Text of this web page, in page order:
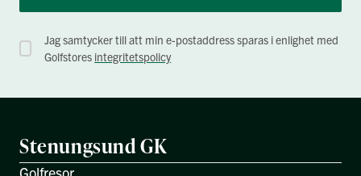
Jag samtycker till att min e-postaddress sparas i enlighet med
Golfstores integritetspolicy
Stenungsund GK
Golfresor